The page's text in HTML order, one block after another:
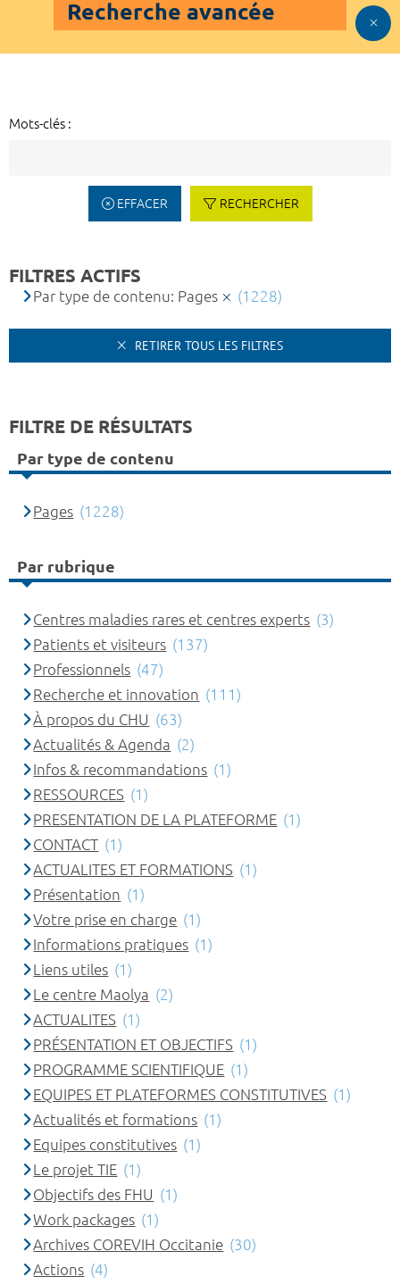
Recherche avancée
Mots-clés :
EFFACER RECHERCHER
FILTRES ACTIFS
Par type de contenu: Pages (1228)
RETIRER TOUS LES FILTRES
FILTRE DE RÉSULTATS
Par type de contenu
Pages (1228)
Par rubrique
Centres maladies rares et centres experts (3)
Patients et visiteurs (137)
Professionnels (47)
Recherche et innovation (111)
À propos du CHU (63)
Actualités & Agenda (2)
Infos & recommandations (1)
RESSOURCES (1)
PRESENTATION DE LA PLATEFORME (1)
CONTACT (1)
ACTUALITES ET FORMATIONS (1)
Présentation (1)
Votre prise en charge (1)
Informations pratiques (1)
Liens utiles (1)
Le centre Maolya (2)
ACTUALITES (1)
PRÉSENTATION ET OBJECTIFS (1)
PROGRAMME SCIENTIFIQUE (1)
EQUIPES ET PLATEFORMES CONSTITUTIVES (1)
Actualités et formations (1)
Equipes constitutives (1)
Le projet TIE (1)
Objectifs des FHU (1)
Work packages (1)
Archives COREVIH Occitanie (30)
Actions (4)